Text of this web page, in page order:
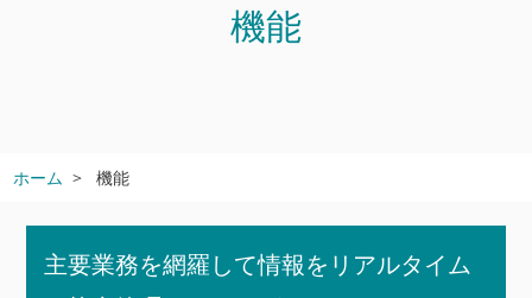
機能
ホーム 機能
主要業務を網羅して情報をリアルタイム